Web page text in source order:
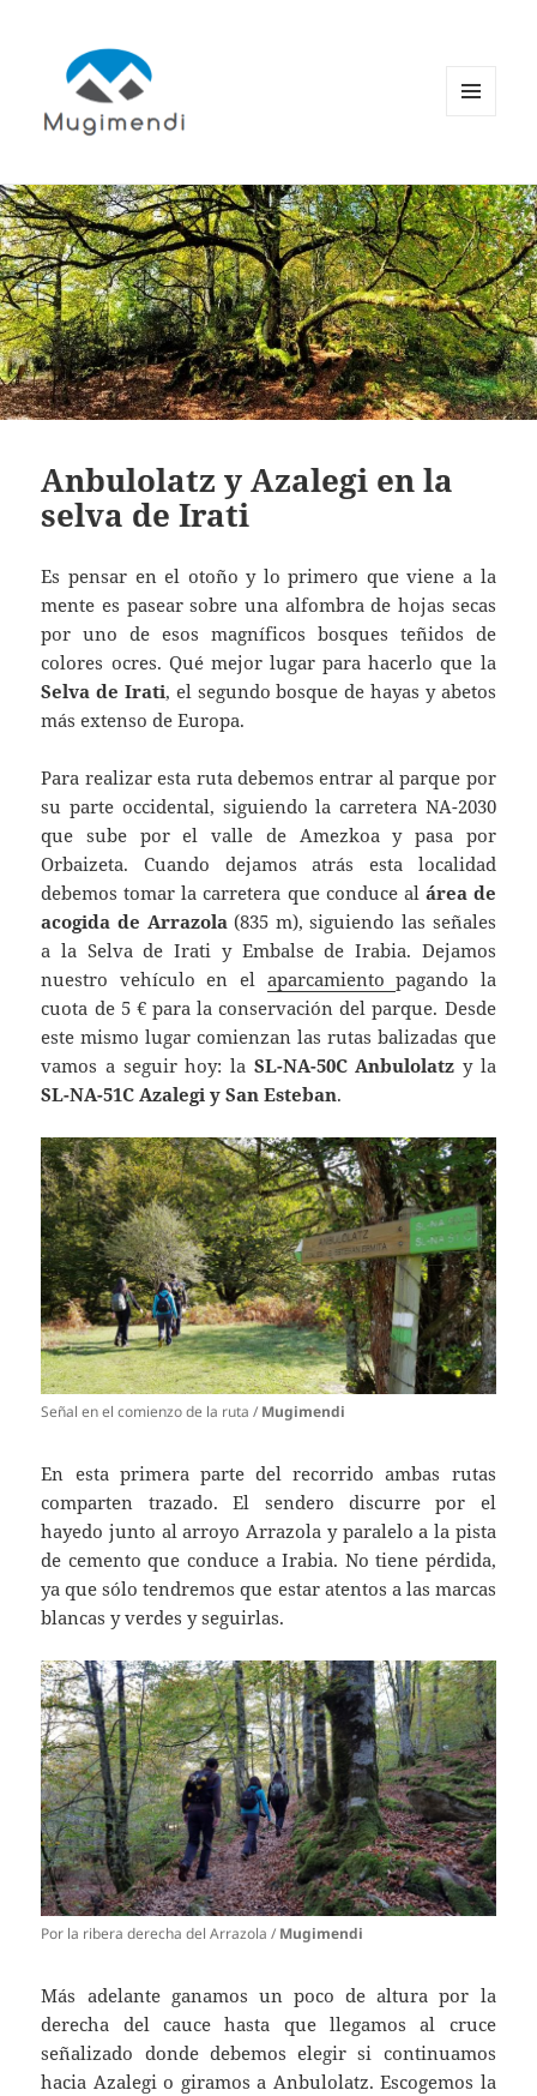
Anbulolatz y Azalegi en la
selva de Irati
Es pensar en el otoño y lo primero que viene a la
mente es pasear sobre una alfombra de hojas secas
por uno de esos magníficos bosques teñidos de
colores ocres. Qué mejor lugar para hacerlo que la
Selva de Irati, el segundo bosque de hayas y abetos
más extenso de Europa.
Para realizar esta ruta debemos entrar al parque por
su parte occidental, siguiendo la carretera NA-2030
que sube por el valle de Amezkoa y pasa por
Orbaizeta. Cuando dejamos atrás esta localidad
debemos tomar la carretera que conduce al área de
acogida de Arrazola(835 m), siguiendo las señales
a la Selva de Irati y Embalse de Irabia. Dejamos
nuestro vehículo en el aparcamientopagando la
cuota de 5 € para la conservación del parque. Desde
este mismo lugar comienzan las rutas balizadas que
vamos a seguir hoy: la SL-NA-50C Anbulolatz y la
SL-NA-51C Azalegi y San Esteban.
Señal en el comienzo de la ruta / Mugimendi
En esta primera parte del recorrido ambas rutas
comparten trazado. El sendero discurre por el
hayedo junto al arroyo Arrazola y paralelo a la pista
de cemento que conduce a Irabia. No tiene pérdida,
ya que sólo tendremos que estar atentos a las marcas
blancas y verdes y seguirlas.
Por la ribera derecha del Arrazola / Mugimendi
Más adelante ganamos un poco de altura por la
derecha del cauce hasta que llegamos al cruce
señalizado donde debemos elegir si continuamos
hacia Azalegi o giramos a Anbulolatz. Escogemos la